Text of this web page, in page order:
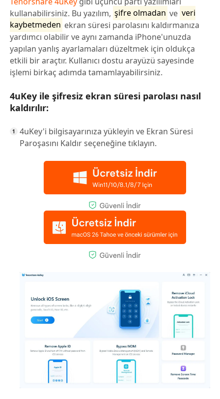
kullanabilirsiniz. Bu yazılım, şifre olmadan ve veri
kaybetmeden ekran süresi parolasını kaldırmanıza
yardımcı olabilir ve aynı zamanda iPhone'unuzda
yapılan yanlış ayarlamaları düzeltmek için oldukça
etkili bir araçtır. Kullanıcı dostu arayüzü sayesinde
işlemi birkaç adımda tamamlayabilirsiniz.
4uKey ile şifresiz ekran süresi parolası nasıl
kaldırılır:
4uKey'i bilgisayarınıza yükleyin ve Ekran Süresi
Paroşasını Kaldır seçeneğine tıklayın.